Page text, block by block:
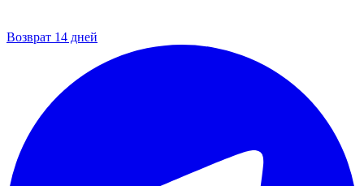
Возврат 14 дней